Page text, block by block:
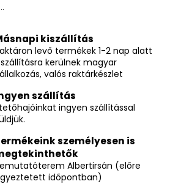
kiszállítás
levő termékek 1-2 nap alatt
kerülnek magyar
valós raktárkészlet
szállítás
ingyen szállítással
személyesen is
Albertirsán (előre
időpontban)